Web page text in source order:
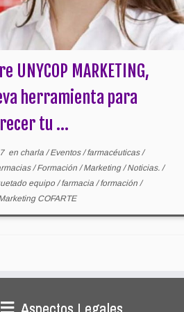
UNYCOP MARKETING,
herramienta para
tu ...
en charla /Eventos/farmacéuticas/
/Formación /Marketing/Noticias. /
equipo /farmacia /formación /
COFARTE